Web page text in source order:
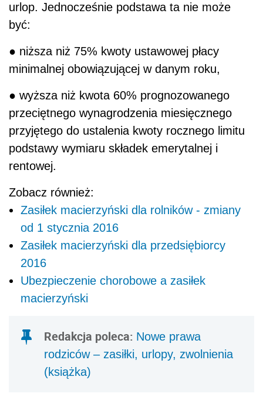
urlop. Jednocześnie podstawa ta nie może
być:
● niższa niż 75% kwoty ustawowej płacy
minimalnej obowiązującej w danym roku,
● wyższa niż kwota 60% prognozowanego
przeciętnego wynagrodzenia miesięcznego
przyjętego do ustalenia kwoty rocznego limitu
podstawy wymiaru składek emerytalnej i
rentowej.
Zobacz również:
Zasiłek macierzyński dla rolników - zmiany
od 1 stycznia 2016
Zasiłek macierzyński dla przedsiębiorcy
2016
Ubezpieczenie chorobowe a zasiłek
macierzyński
Redakcja poleca: Nowe prawa
rodziców – zasiłki, urlopy, zwolnienia
(książka)